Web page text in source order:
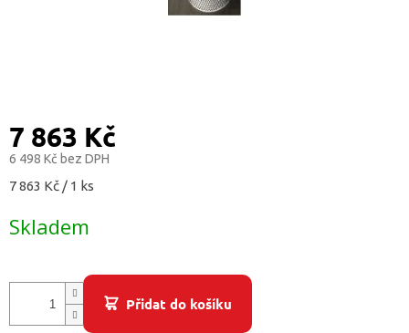
7 863 Kč
6 498 Kč bez DPH
Měrná
7 863 Kč / 1 ks
Skladem
Přidat do košíku